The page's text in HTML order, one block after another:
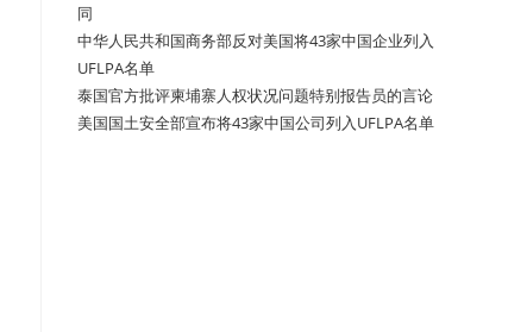
同
中华人民共和国商务部反对美国将43家中国企业列入
UFLPA名单
泰国官方批评柬埔寨人权状况问题特别报告员的言论
美国国土安全部宣布将43家中国公司列入UFLPA名单